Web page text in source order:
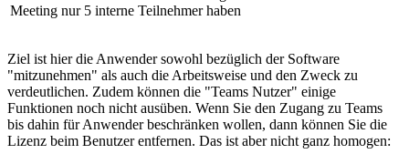
Meeting nur 5 interne Teilnehmer haben
Ziel ist hier die Anwender sowohl bezüglich der Software
"mitzunehmen" als auch die Arbeitsweise und den Zweck zu
verdeutlichen. Zudem können die "Teams Nutzer" einige
Funktionen noch nicht ausüben. Wenn Sie den Zugang zu Teams
bis dahin für Anwender beschränken wollen, dann können Sie die
Lizenz beim Benutzer entfernen. Das ist aber nicht ganz homogen: